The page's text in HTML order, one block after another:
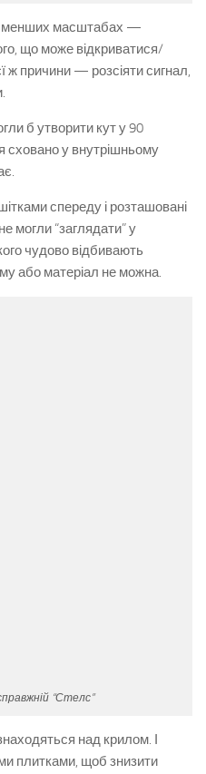
менших масштабах —
що може відкриватися/
ж причини — розсіяти сигнал,
б утворити кут у 90
сховано у внутрішньому
спереду і розташовані
могли “заглядати” у
чудово відбивають
або матеріал не можна.
“Стелс”
над крилом. І
плитками, щоб знизити